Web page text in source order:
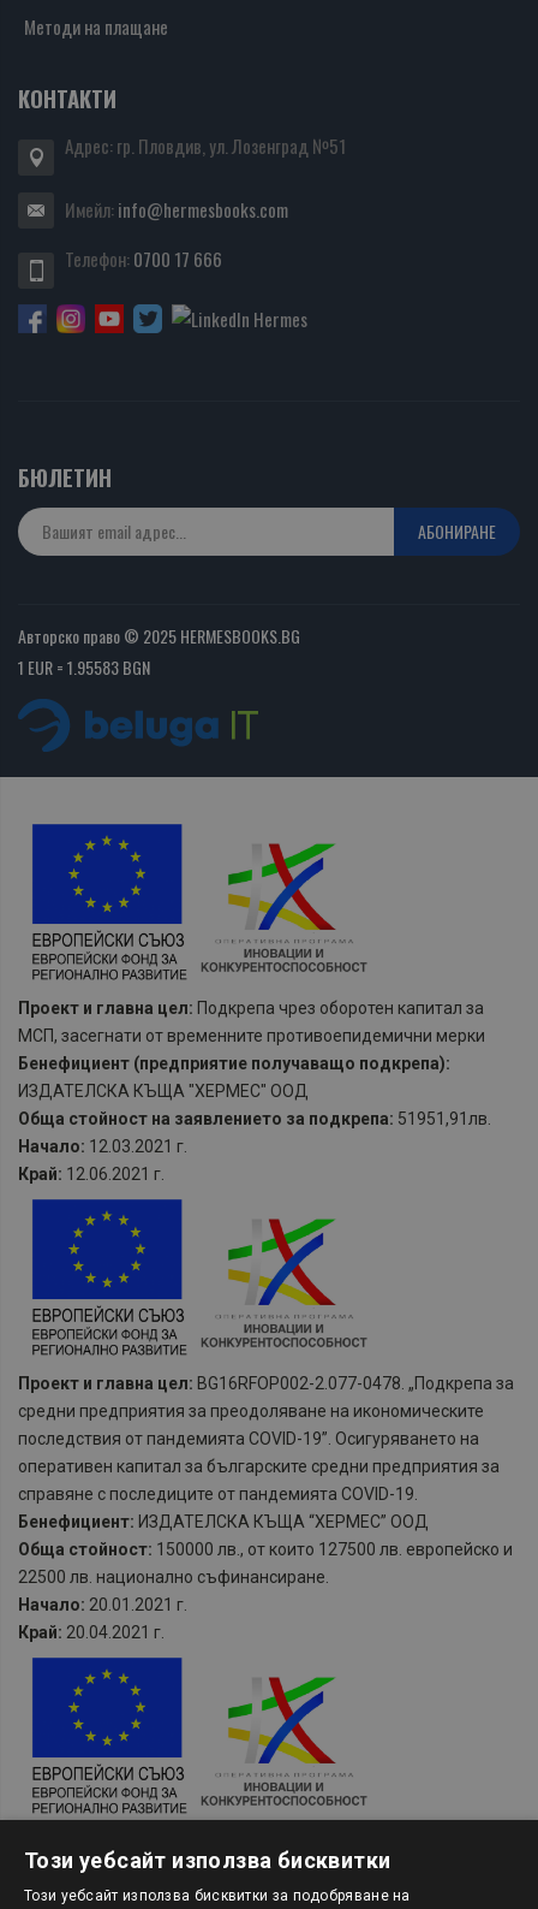
Методи на плащане
КОНТАКТИ
Адрес: гр. Пловдив, ул. Лозенград №51
Имейл:info@hermesbooks.com
Телефон:0700 17 666
БЮЛЕТИН
АБОНИРАНЕ
Авторско право © 2025 HERMESBOOKS.BG
1 EUR = 1.95583 BGN
Проект и главна цел: Подкрепа чрез оборотен капитал за
МСП, засегнати от временните противоепидемични мерки
Бенефициент (предприятие получаващо подкрепа):
ИЗДАТЕЛСКА КЪЩА "ХЕРМЕС" ООД
Обща стойност на заявлението за подкрепа: 51951,91лв.
Начало: 12.03.2021 г.
Край: 12.06.2021 г.
Проект и главна цел: BG16RFOP002-2.077-0478. „Подкрепа за
средни предприятия за преодоляване на икономическите
последствия от пандемията COVID-19”. Осигуряването на
оперативен капитал за българските средни предприятия за
справяне с последиците от пандемията COVID-19.
Бенефициент: ИЗДАТЕЛСКА КЪЩА “ХЕРМЕС” ООД
Обща стойност: 150000 лв., от които 127500 лв. европейско и
22500 лв. национално съфинансиране.
Начало: 20.01.2021 г.
Край: 20.04.2021 г.
оборотен капитал за МСП, засегнати от временните
противоепидемични мерки II”
Този уебсайт използва бисквитки
Този уебсайт използва бисквитки за подобряване на